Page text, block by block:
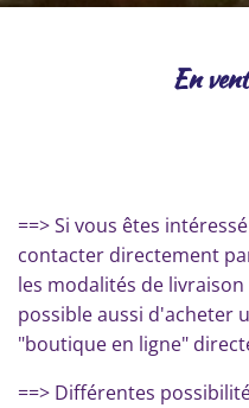
En
==> Si vous êtes
contacter directement
les modalités de
possible aussi d'acheter
"boutique en ligne"
==> Différentes